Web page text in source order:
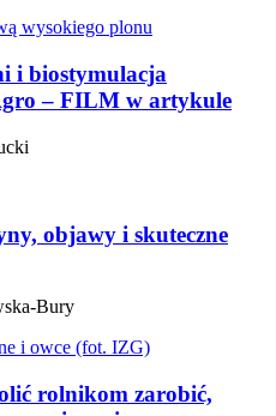
i biostymulacja
– FILM w artykule
objawy i skuteczne
Bury
rolnikom zarobić,